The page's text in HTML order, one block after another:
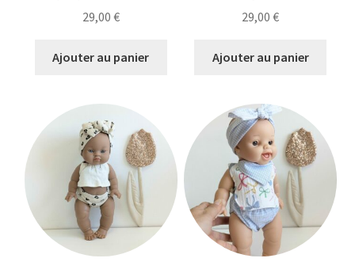
29,00 €
Ajouter au panier
29,00€
Ajouter au panier